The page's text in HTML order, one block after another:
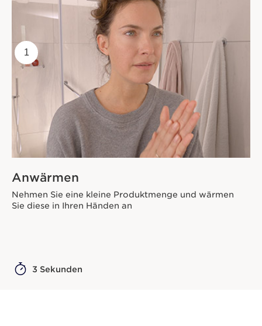
1
Anwärmen
Nehmen Sie eine kleine Produktmenge und wärmen
Sie diese in Ihren Händen an
3 Sekunden